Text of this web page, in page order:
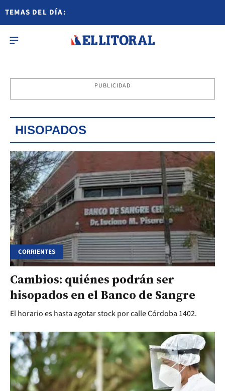
TEMAS DEL DÍA:
PUBLICIDAD
HISOPADOS
CORRIENTES
Cambios: quiénes podrán ser
hisopados en el Banco de Sangre
El horario es hasta agotar stock por calle Córdoba 1402.